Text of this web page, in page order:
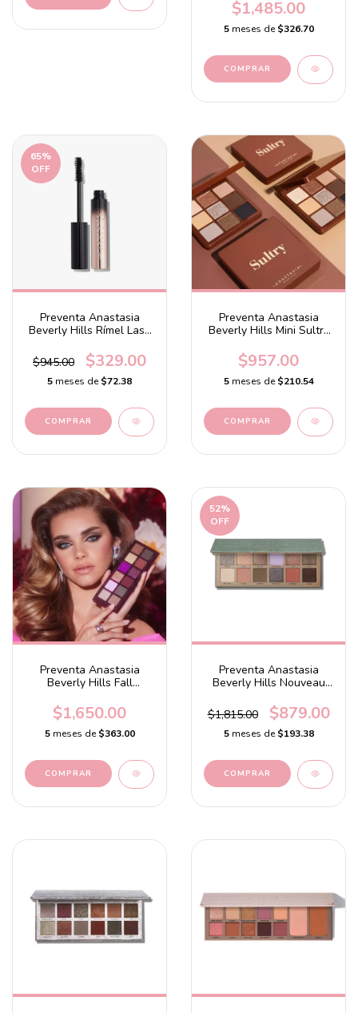
$1,485.00
5 meses de$326.70
65%
OFF
Preventa Anastasia
Beverly Hills Rímel Lash
Mascara
$945.00 $329.00
5 meses de$72.38
Preventa Anastasia
Beverly Hills Mini Sultry
$957.00
5 meses de$210.54
Preventa Anastasia
Beverly Hills Fall
Palette
$1,650.00
5 meses de$363.00
52%
OFF
Preventa Anastasia
Beverly Hills Nouveau
$1,815.00
$879.00
5 meses de$193.38